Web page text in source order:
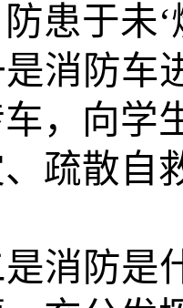
患于未
消防车
，向学
疏散自
消防是